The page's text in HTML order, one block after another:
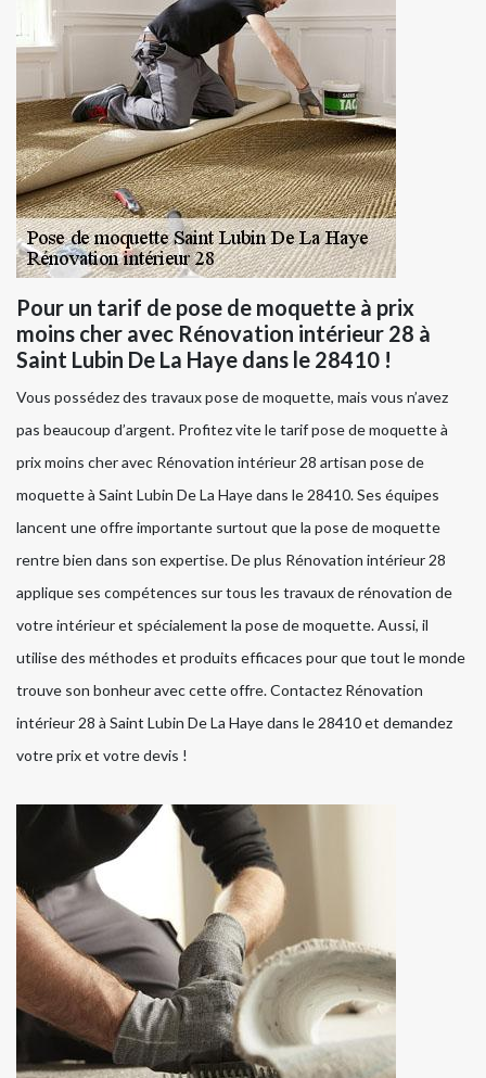
Pour un tarif de pose de moquette à prix
moins cher avec Rénovation intérieur 28 à
Saint Lubin De La Haye dans le 28410 !
Vous possédez des travaux pose de moquette, mais vous n’avez
pas beaucoup d’argent. Profitez vite le tarif pose de moquette à
prix moins cher avec Rénovation intérieur 28 artisan pose de
moquette à Saint Lubin De La Haye dans le 28410. Ses équipes
lancent une offre importante surtout que la pose de moquette
rentre bien dans son expertise. De plus Rénovation intérieur 28
applique ses compétences sur tous les travaux de rénovation de
votre intérieur et spécialement la pose de moquette. Aussi, il
utilise des méthodes et produits efficaces pour que tout le monde
trouve son bonheur avec cette offre. Contactez Rénovation
intérieur 28 à Saint Lubin De La Haye dans le 28410 et demandez
votre prix et votre devis !